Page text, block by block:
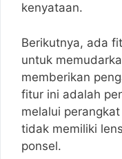
kenyataan.
Berikutnya, ada
untuk
memberikan
fitur ini adalah
melalui
tidak memiliki
ponsel.